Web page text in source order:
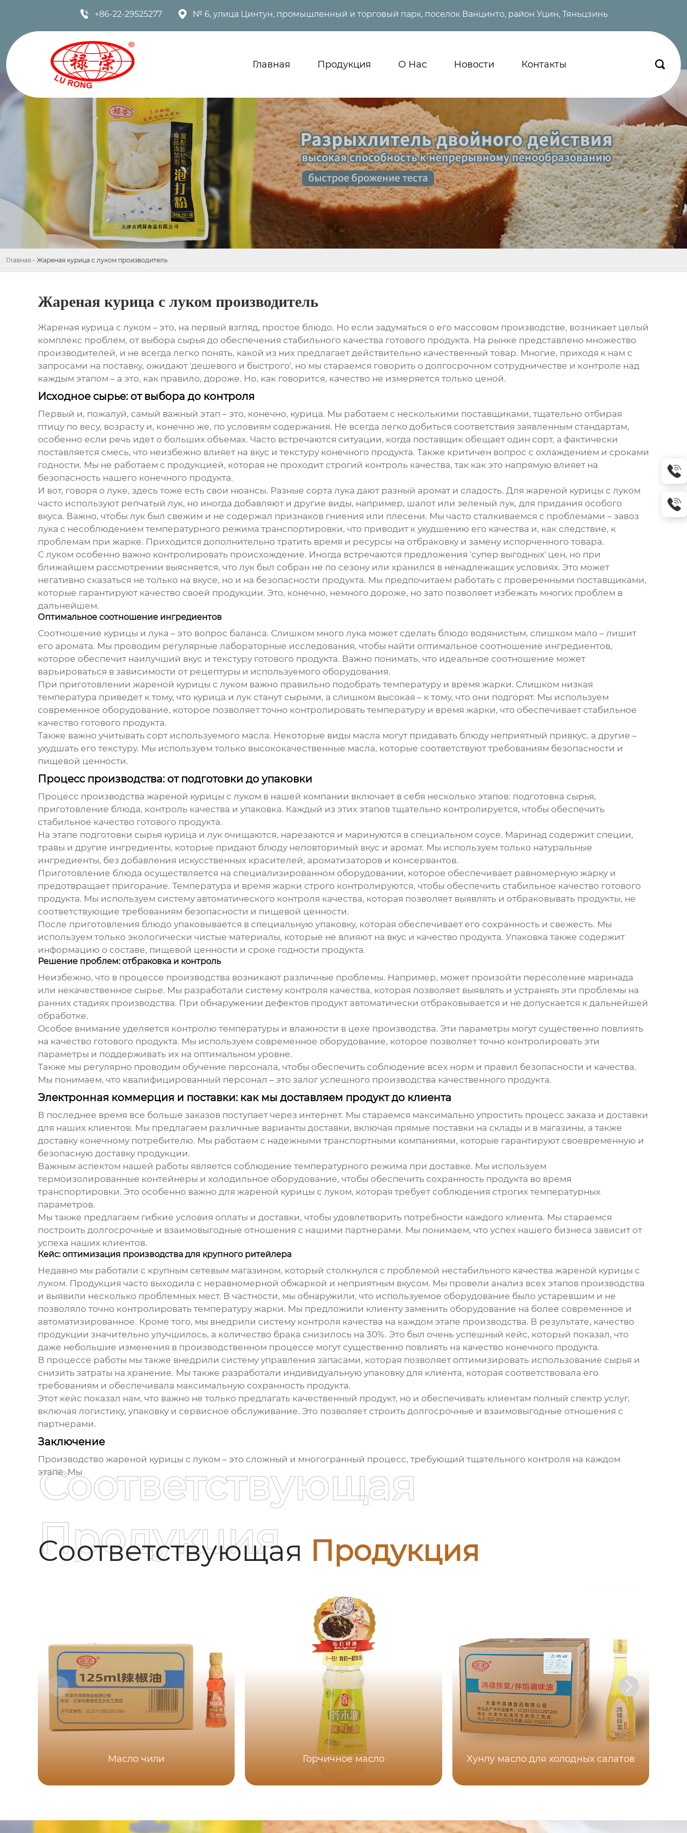
 +86-22-29525277  № 6, улица Цинтун, промышленный и торговый парк, поселок Ванцинто, район Уцин, Тяньцзинь
Главная Продукция О Нас Новости Контакты 
Главная - Жареная курица с луком производитель
Жареная курица с луком производитель
Жареная курица с луком – это, на первый взгляд, простое блюдо. Но если задуматься о его массовом производстве, возникает целый
комплекс проблем, от выбора сырья до обеспечения стабильного качества готового продукта. На рынке представлено множество
производителей, и не всегда легко понять, какой из них предлагает действительно качественный товар. Многие, приходя к нам с
запросами на поставку, ожидают 'дешевого и быстрого', но мы стараемся говорить о долгосрочном сотрудничестве и контроле над
каждым этапом – а это, как правило, дороже. Но, как говорится, качество не измеряется только ценой.
Исходное сырье: от выбора до контроля
Первый и, пожалуй, самый важный этап – это, конечно, курица. Мы работаем с несколькими поставщиками, тщательно отбирая
птицу по весу, возрасту и, конечно же, по условиям содержания. Не всегда легко добиться соответствия заявленным стандартам,
особенно если речь идет о больших объемах. Часто встречаются ситуации, когда поставщик обещает один сорт, а фактически
поставляется смесь, что неизбежно влияет на вкус и текстуру конечного продукта. Также критичен вопрос с охлаждением и сроками
годности. Мы не работаем с продукцией, которая не проходит строгий контроль качества, так как это напрямую влияет на
безопасность нашего конечного продукта.
И вот, говоря о луке, здесь тоже есть свои нюансы. Разные сорта лука дают разный аромат и сладость. Для жареной курицы с луком
часто используют репчатый лук, но иногда добавляют и другие виды, например, шалот или зеленый лук, для придания особого
вкуса. Важно, чтобы лук был свежим и не содержал признаков гниения или плесени. Мы часто сталкиваемся с проблемами – завоз
лука с несоблюдением температурного режима транспортировки, что приводит к ухудшению его качества и, как следствие, к
проблемам при жарке. Приходится дополнительно тратить время и ресурсы на отбраковку и замену испорченного товара.
С луком особенно важно контролировать происхождение. Иногда встречаются предложения 'супер выгодных' цен, но при
ближайшем рассмотрении выясняется, что лук был собран не по сезону или хранился в ненадлежащих условиях. Это может
негативно сказаться не только на вкусе, но и на безопасности продукта. Мы предпочитаем работать с проверенными поставщиками,
которые гарантируют качество своей продукции. Это, конечно, немного дороже, но зато позволяет избежать многих проблем в
дальнейшем.
Оптимальное соотношение ингредиентов
Соотношение курицы и лука – это вопрос баланса. Слишком много лука может сделать блюдо водянистым, слишком мало – лишит
его аромата. Мы проводим регулярные лабораторные исследования, чтобы найти оптимальное соотношение ингредиентов,
которое обеспечит наилучший вкус и текстуру готового продукта. Важно понимать, что идеальное соотношение может
варьироваться в зависимости от рецептуры и используемого оборудования.
При приготовлении жареной курицы с луком важно правильно подобрать температуру и время жарки. Слишком низкая
температура приведет к тому, что курица и лук станут сырыми, а слишком высокая – к тому, что они подгорят. Мы используем
современное оборудование, которое позволяет точно контролировать температуру и время жарки, что обеспечивает стабильное
качество готового продукта.
Также важно учитывать сорт используемого масла. Некоторые виды масла могут придавать блюду неприятный привкус, а другие –
ухудшать его текстуру. Мы используем только высококачественные масла, которые соответствуют требованиям безопасности и
пищевой ценности.
Процесс производства: от подготовки до упаковки
Процесс производства жареной курицы с луком в нашей компании включает в себя несколько этапов: подготовка сырья,
приготовление блюда, контроль качества и упаковка. Каждый из этих этапов тщательно контролируется, чтобы обеспечить
стабильное качество готового продукта.
На этапе подготовки сырья курица и лук очищаются, нарезаются и маринуются в специальном соусе. Маринад содержит специи,
травы и другие ингредиенты, которые придают блюду неповторимый вкус и аромат. Мы используем только натуральные
ингредиенты, без добавления искусственных красителей, ароматизаторов и консервантов.
Приготовление блюда осуществляется на специализированном оборудовании, которое обеспечивает равномерную жарку и
предотвращает пригорание. Температура и время жарки строго контролируются, чтобы обеспечить стабильное качество готового
продукта. Мы используем систему автоматического контроля качества, которая позволяет выявлять и отбраковывать продукты, не
соответствующие требованиям безопасности и пищевой ценности.
После приготовления блюдо упаковывается в специальную упаковку, которая обеспечивает его сохранность и свежесть. Мы
используем только экологически чистые материалы, которые не влияют на вкус и качество продукта. Упаковка также содержит
информацию о составе, пищевой ценности и сроке годности продукта.
Решение проблем: отбраковка и контроль
Неизбежно, что в процессе производства возникают различные проблемы. Например, может произойти пересоление маринада
или некачественное сырье. Мы разработали систему контроля качества, которая позволяет выявлять и устранять эти проблемы на
ранних стадиях производства. При обнаружении дефектов продукт автоматически отбраковывается и не допускается к дальнейшей
обработке.
Особое внимание уделяется контролю температуры и влажности в цехе производства. Эти параметры могут существенно повлиять
на качество готового продукта. Мы используем современное оборудование, которое позволяет точно контролировать эти
параметры и поддерживать их на оптимальном уровне.
Также мы регулярно проводим обучение персонала, чтобы обеспечить соблюдение всех норм и правил безопасности и качества.
Мы понимаем, что квалифицированный персонал – это залог успешного производства качественного продукта.
Электронная коммерция и поставки: как мы доставляем продукт до клиента
В последнее время все больше заказов поступает через интернет. Мы стараемся максимально упростить процесс заказа и доставки
для наших клиентов. Мы предлагаем различные варианты доставки, включая прямые поставки на склады и в магазины, а также
доставку конечному потребителю. Мы работаем с надежными транспортными компаниями, которые гарантируют своевременную и
безопасную доставку продукции.
Важным аспектом нашей работы является соблюдение температурного режима при доставке. Мы используем
термоизолированные контейнеры и холодильное оборудование, чтобы обеспечить сохранность продукта во время
транспортировки. Это особенно важно для жареной курицы с луком, которая требует соблюдения строгих температурных
параметров.
Мы также предлагаем гибкие условия оплаты и доставки, чтобы удовлетворить потребности каждого клиента. Мы стараемся
построить долгосрочные и взаимовыгодные отношения с нашими партнерами. Мы понимаем, что успех нашего бизнеса зависит от
успеха наших клиентов.
Кейс: оптимизация производства для крупного ритейлера
Недавно мы работали с крупным сетевым магазином, который столкнулся с проблемой нестабильного качества жареной курицы с
луком. Продукция часто выходила с неравномерной обжаркой и неприятным вкусом. Мы провели анализ всех этапов производства
и выявили несколько проблемных мест. В частности, мы обнаружили, что используемое оборудование было устаревшим и не
позволяло точно контролировать температуру жарки. Мы предложили клиенту заменить оборудование на более современное и
автоматизированное. Кроме того, мы внедрили систему контроля качества на каждом этапе производства. В результате, качество
продукции значительно улучшилось, а количество брака снизилось на 30%. Это был очень успешный кейс, который показал, что
даже небольшие изменения в производственном процессе могут существенно повлиять на качество конечного продукта.
В процессе работы мы также внедрили систему управления запасами, которая позволяет оптимизировать использование сырья и
снизить затраты на хранение. Мы также разработали индивидуальную упаковку для клиента, которая соответствовала его
требованиям и обеспечивала максимальную сохранность продукта.
Этот кейс показал нам, что важно не только предлагать качественный продукт, но и обеспечивать клиентам полный спектр услуг,
включая логистику, упаковку и сервисное обслуживание. Это позволяет строить долгосрочные и взаимовыгодные отношения с
партнерами.
Заключение
Производство жареной курицы с луком – это сложный и многогранный процесс, требующий тщательного контроля на каждом
этапе. Мы
Соответствующая Продукция
Соответствующая
Продукция
Масло чили Горчичное масло Хунлу масло для холодных салатов